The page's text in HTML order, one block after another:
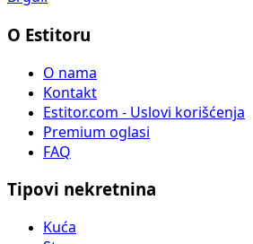
O Estitoru
O nama
Kontakt
Estitor.com - Uslovi korišćenja
Premium oglasi
FAQ
Tipovi nekretnina
Kuća